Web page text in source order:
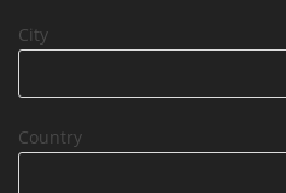
City
Country